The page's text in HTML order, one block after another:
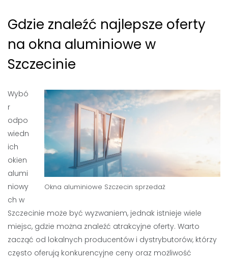
Gdzie znaleźć najlepsze oferty
na okna aluminiowe w
Szczecinie
Okna aluminiowe Szczecin sprzedaż
Wybó
r
odpo
wiedn
ich
okien
alumi
niowy
ch w
Szczecinie może być wyzwaniem, jednak istnieje wiele
miejsc, gdzie można znaleźć atrakcyjne oferty. Warto
zacząć od lokalnych producentów i dystrybutorów, którzy
często oferują konkurencyjne ceny oraz możliwość